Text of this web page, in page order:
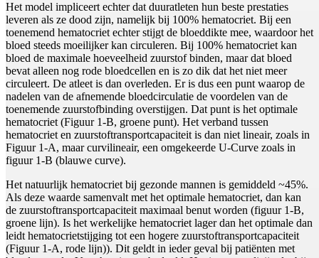
Het model impliceert echter dat duuratleten hun beste prestaties
leveren als ze dood zijn, namelijk bij 100% hematocriet. Bij een
toenemend hematocriet echter stijgt de bloeddikte mee, waardoor het
bloed steeds moeilijker kan circuleren. Bij 100% hematocriet kan
bloed de maximale hoeveelheid zuurstof binden, maar dat bloed
bevat alleen nog rode bloedcellen en is zo dik dat het niet meer
circuleert. De atleet is dan overleden. Er is dus een punt waarop de
nadelen van de afnemende bloedcirculatie de voordelen van de
toenemende zuurstofbinding overstijgen. Dat punt is het optimale
hematocriet (Figuur 1-B, groene punt). Het verband tussen
hematocriet en zuurstoftransportcapaciteit is dan niet lineair, zoals in
Figuur 1-A, maar curvilineair, een omgekeerde U-Curve zoals in
figuur 1-B (blauwe curve).
Het natuurlijk hematocriet bij gezonde mannen is gemiddeld ~45%.
Als deze waarde samenvalt met het optimale hematocriet, dan kan
de zuurstoftransportcapaciteit maximaal benut worden (figuur 1-B,
groene lijn). Is het werkelijke hematocriet lager dan het optimale dan
leidt hematocrietstijging tot een hogere zuurstoftransportcapaciteit
(Figuur 1-A, rode lijn)). Dit geldt in ieder geval bij patiënten met